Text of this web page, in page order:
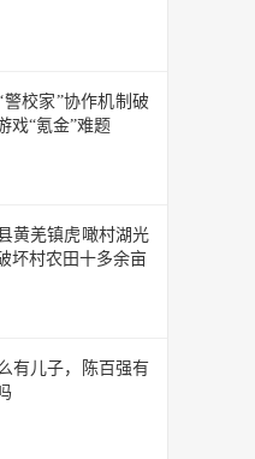
校家”协作机制破
戏“氪金”难题
黄羌镇虎噉村湖光
坏村农田十多余亩
有儿子，陈百强有